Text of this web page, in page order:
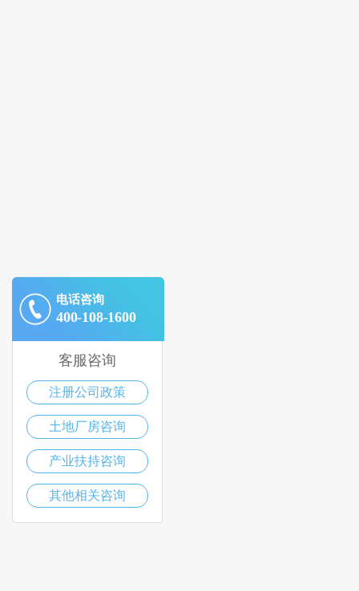
电话咨询
400-108-1600
客服咨询
注册公司政策
土地厂房咨询
产业扶持咨询
其他相关咨询